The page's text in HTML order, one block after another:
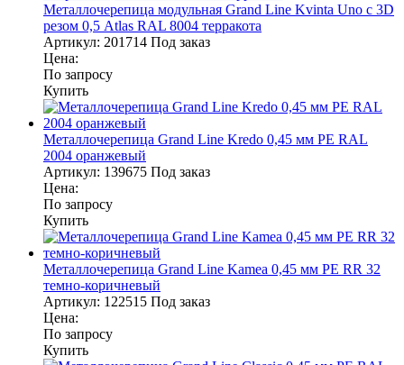
Металлочерепица модульная Grand Line Kvinta Uno c 3D
резом 0,5 Atlas RAL 8004 терракота
Артикул: 201714 Под заказ
Цена:
По запросу
Купить
Металлочерепица Grand Line Kredo 0,45 мм PE RAL
2004 оранжевый
Артикул: 139675 Под заказ
Цена:
По запросу
Купить
Металлочерепица Grand Line Kamea 0,45 мм PE RR 32
темно-коричневый
Артикул: 122515 Под заказ
Цена:
По запросу
Купить